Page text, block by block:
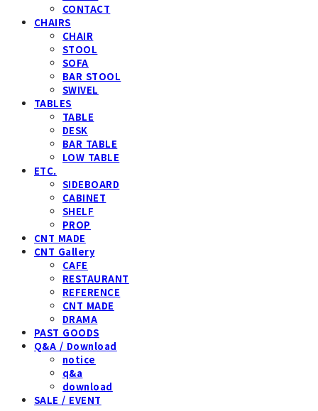
CONTACT
CHAIRS
CHAIR
STOOL
SOFA
BAR STOOL
SWIVEL
TABLES
TABLE
DESK
BAR TABLE
LOW TABLE
ETC.
SIDEBOARD
CABINET
SHELF
PROP
CNT MADE
CNT Gallery
CAFE
RESTAURANT
REFERENCE
CNT MADE
DRAMA
PAST GOODS
Q&A / Download
notice
q&a
download
SALE / EVENT